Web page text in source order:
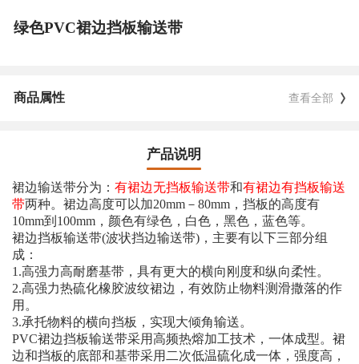
绿色PVC裙边挡板输送带
商品属性 查看全部
产品说明
裙边输送带分为： 有裙边无挡板输送带和有裙边有挡板输送
带两种。裙边高度可以加20mm－80mm，挡板的高度有
10mm到100mm，颜色有绿色，白色，黑色，蓝色等。
裙边挡板输送带(波状挡边输送带)，主要有以下三部分组
成：
1.高强力高耐磨基带，具有更大的横向刚度和纵向柔性。
2.高强力热硫化橡胶波纹裙边，有效防止物料测滑撒落的作
用。
3.承托物料的横向挡板，实现大倾角输送。
PVC裙边挡板输送带采用高频热熔加工技术，一体成型。裙
边和挡板的底部和基带采用二次低温硫化成一体，强度高，